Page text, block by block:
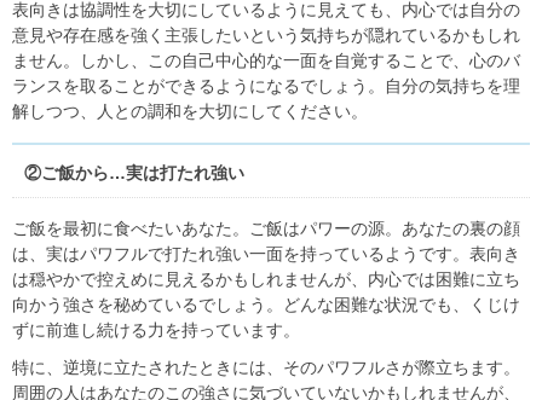
表向きは協調性を大切にしているように見えても、内心では自分の
意見や存在感を強く主張したいという気持ちが隠れているかもしれ
ません。しかし、この自己中心的な一面を自覚することで、心のバ
ランスを取ることができるようになるでしょう。自分の気持ちを理
解しつつ、人との調和を大切にしてください。
②ご飯から…実は打たれ強い
ご飯を最初に食べたいあなた。ご飯はパワーの源。あなたの裏の顔
は、実はパワフルで打たれ強い一面を持っているようです。表向き
は穏やかで控えめに見えるかもしれませんが、内心では困難に立ち
向かう強さを秘めているでしょう。どんな困難な状況でも、くじけ
ずに前進し続ける力を持っています。
特に、逆境に立たされたときには、そのパワフルさが際立ちます。
周囲の人はあなたのこの強さに気づいていないかもしれませんが、